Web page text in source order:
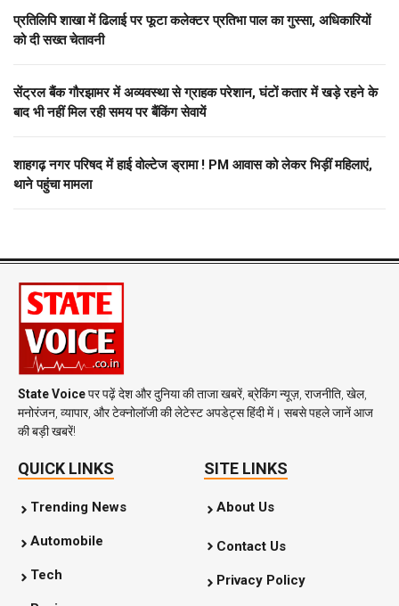
प्रतिलिपि शाखा में ढिलाई पर फूटा कलेक्टर प्रतिभा पाल का गुस्सा, अधिकारियों
को दी सख्त चेतावनी
सेंट्रल बैंक गौरझामर में अव्यवस्था से ग्राहक परेशान, घंटों कतार में खड़े रहने के
बाद भी नहीं मिल रही समय पर बैंकिंग सेवायें
शाहगढ़ नगर परिषद में हाई वोल्टेज ड्रामा ! PM आवास को लेकर भिड़ीं महिलाएं,
थाने पहुंचा मामला
State Voiceपर पढ़ें देश और दुनिया की ताजा खबरें, ब्रेकिंग न्यूज़, राजनीति, खेल,
मनोरंजन, व्यापार, और टेक्नोलॉजी की लेटेस्ट अपडेट्स हिंदी में। सबसे पहले जानें आज
की बड़ी खबरें!
QUICK LINKS
Trending News
Automobile
Tech
SITE LINKS
About Us
Contact Us
Privacy Policy